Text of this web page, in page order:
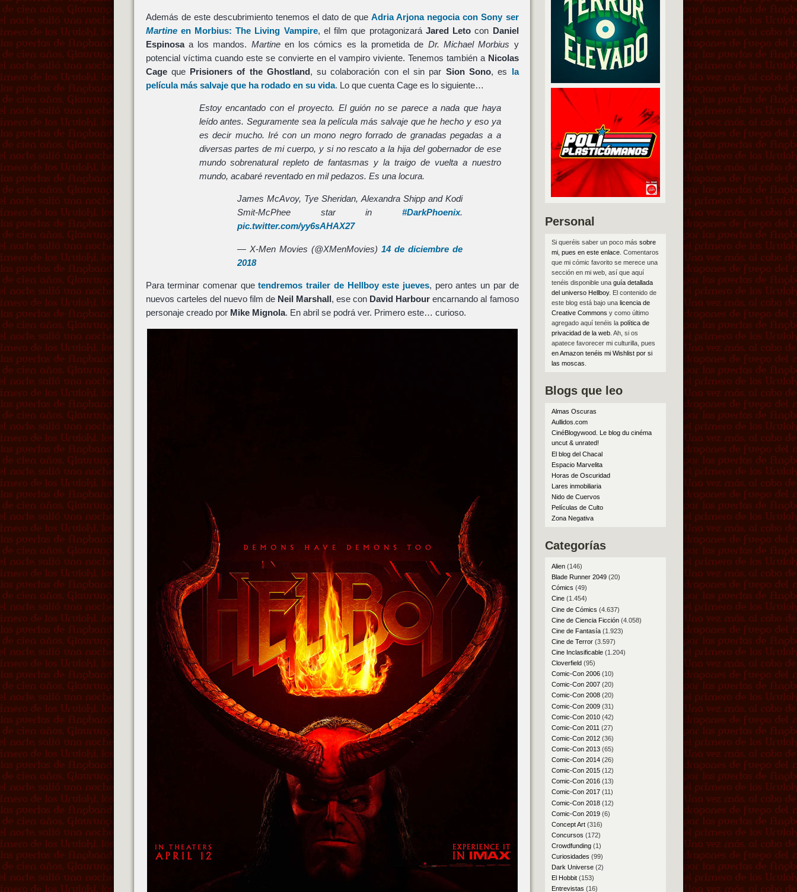
Además de este descubrimiento tenemos el dato de queAdria Arjonanegocia conSony ser
Martineen Morbius: The Living Vampire, el film que protagonizará Jared Leto con Daniel
Espinosaa los mandos. Martineen los cómics es la prometida de Dr. Michael Morbius y
potencial víctima cuando este se convierte en el vampiro viviente. Tenemos también a Nicolas
Cageque Prisioners of the Ghostland, su colaboración con el sin par Sion Sono, es la
película más salvaje que ha rodado en su vida. Lo que cuenta Cage es lo siguiente…
Estoy encantado con el proyecto. El guión no se parece a nada que haya
leído antes. Seguramente sea la película más salvaje que he hecho y eso ya
es decir mucho. Iré con un mono negro forrado de granadas pegadas a a
diversas partes de mi cuerpo, y si no rescato a la hija del gobernador de ese
mundo sobrenatural repleto de fantasmas y la traigo de vuelta a nuestro
mundo, acabaré reventado en mil pedazos. Es una locura.
James McAvoy, Tye Sheridan, Alexandra Shipp and Kodi
Smit-McPhee star in#DarkPhoenix.
pic.twitter.com/yy6sAHAX27
— X-Men Movies (@XMenMovies)14 de diciembre de
2018
Para terminar comenar quetendremos trailer de Hellboyeste jueves, pero antes un par de
nuevos carteles del nuevo film de Neil Marshall, ese con David Harbour encarnando al famoso
personaje creado por Mike Mignola. En abril se podrá ver. Primero este… curioso.
Personal
Si queréis saber un poco más sobre
mi, pues en este enlace. Comentaros
que mi cómic favorito se merece una
sección en mi web, así que aquí
tenéis disponible una guía detallada
del universo Hellboy. El contenido de
este blog está bajo una licencia de
Creative Commons y como último
agregado aquí tenéis la política de
privacidad de la web. Ah, si os
apatece favorecer mi culturilla, pues
en Amazon tenéis mi Wishlist por si
las moscas
Blogs que leo
Almas Oscuras
Aullidos.com
CinéBlogywood. Le blog du cinéma
uncut & unrated!
El blog del Chacal
Espacio Marvelita
Horas de Oscuridad
Lares inmobiliaria
Nido de Cuervos
Películas de Culto
Zona Negativa
Categorías
Alien(146)
Blade Runner 2049(20)
Cómics (49)
Cine(1.454)
Cine de Cómics (4.637)
Cine de Ciencia Ficción(4.058)
Cine de Fantasía(1.923)
Cine de Terror(3.597)
Cine Inclasificable(1.204)
Cloverfield(95)
Comic-Con 2006(10)
Comic-Con 2007(20)
Comic-Con 2008(20)
Comic-Con 2009(31)
Comic-Con 2010(42)
Comic-Con 2011 (27)
Comic-Con 2012(36)
Comic-Con 2013(65)
Comic-Con 2014(26)
Comic-Con 2015(12)
Comic-Con 2016(13)
Comic-Con 2017(11)
Comic-Con 2018(12)
Comic-Con 2019(6)
Concept Art(316)
Concursos (172)
Crowdfunding(1)
Curiosidades (99)
Dark Universe(2)
El Hobbit(153)
Entrevistas (16)